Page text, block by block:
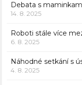
Debata s
14. 8. 2025
Roboti stále více
6. 8. 2025
Náhodné setkání s
4. 8. 2025